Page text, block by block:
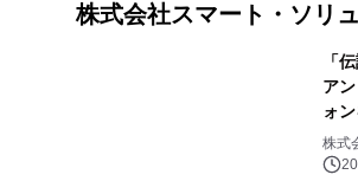
株式会社スマート・ソリ
「
ア
ォ
株式